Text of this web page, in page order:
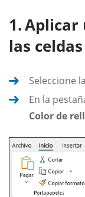
Aplicar
las celdas
Seleccione
En la
Color de